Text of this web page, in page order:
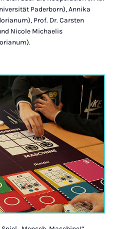
Paderborn), Annika
Prof. Dr. Carsten
Nicole Michaelis